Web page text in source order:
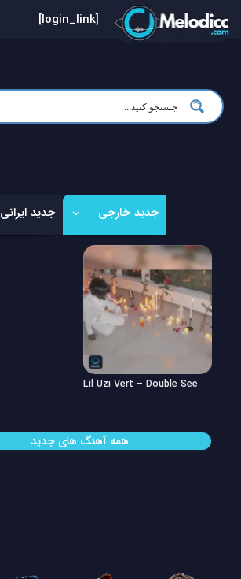
[login_link]
جدید خارجی جدید ایرانی
Lil Uzi Vert – Double See
همه آهنگ های جدید